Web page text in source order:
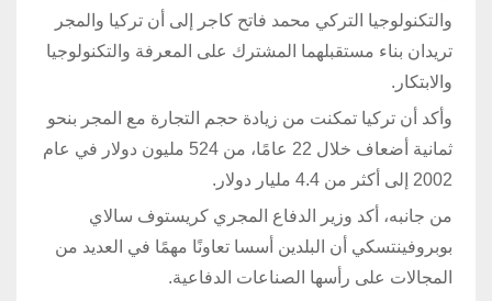
والتكنولوجيا التركي محمد فاتح كاجر إلى أن تركيا والمجر
تريدان بناء مستقبلهما المشترك على المعرفة والتكنولوجيا
والابتكار.
وأكد أن تركيا تمكنت من زيادة حجم التجارة مع المجر بنحو
ثمانية أضعاف خلال 22 عامًا، من 524 مليون دولار في عام
2002 إلى أكثر من 4.4 مليار دولار.
من جانبه، أكد وزير الدفاع المجري كريستوف سالاي
بوبروفينتسكي أن البلدين أسسا تعاونًا مهمًا في العديد من
المجالات على رأسها الصناعات الدفاعية.